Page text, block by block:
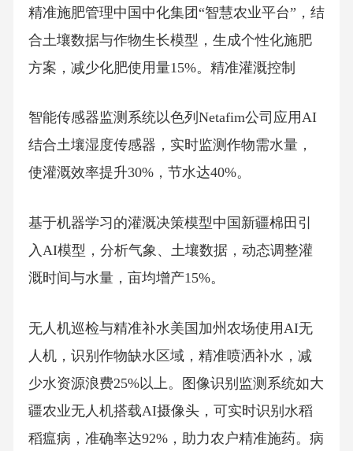
精准施肥管理中国中化集团“智慧农业平台”，结
合土壤数据与作物生长模型，生成个性化施肥
方案，减少化肥使用量15%。精准灌溉控制
智能传感器监测系统以色列Netafim公司应用AI
结合土壤湿度传感器，实时监测作物需水量，
使灌溉效率提升30%，节水达40%。
基于机器学习的灌溉决策模型中国新疆棉田引
入AI模型，分析气象、土壤数据，动态调整灌
溉时间与水量，亩均增产15%。
无人机巡检与精准补水美国加州农场使用AI无
人机，识别作物缺水区域，精准喷洒补水，减
少水资源浪费25%以上。图像识别监测系统如大
疆农业无人机搭载AI摄像头，可实时识别水稻
稻瘟病，准确率达92%，助力农户精准施药。病